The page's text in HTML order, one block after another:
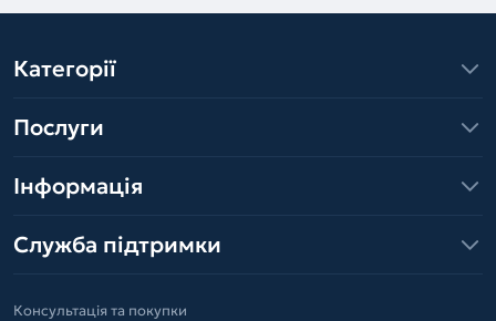
Категорії
Послуги
Інформація
Служба підтримки
Консультація та покупки